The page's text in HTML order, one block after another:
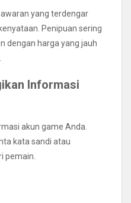
yang terdengar
Penipuan sering
dengan harga yang jauh
Informasi
akun game Anda.
kata sandi atau
pemain.